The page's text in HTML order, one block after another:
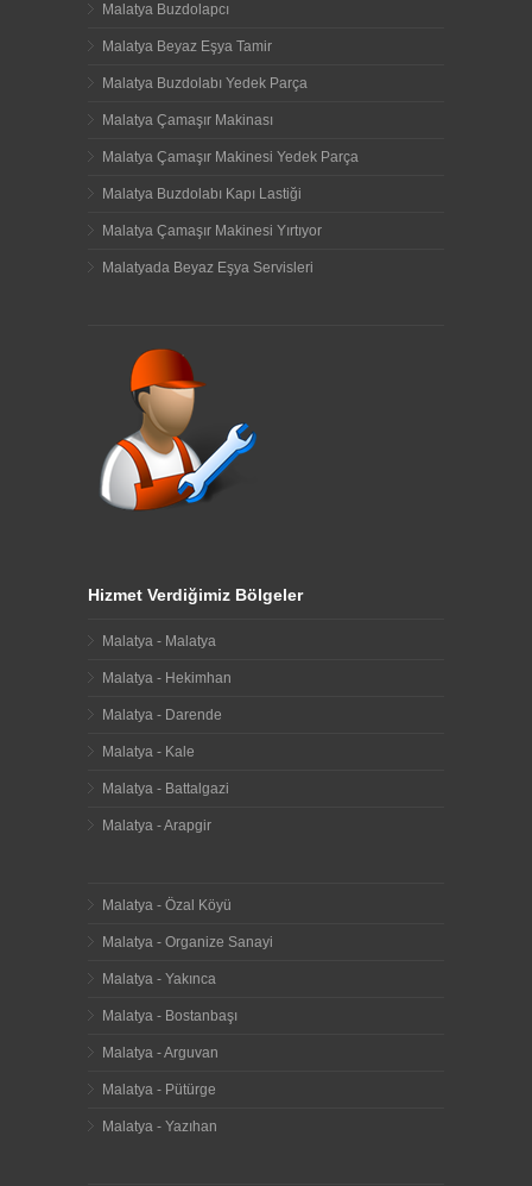
Malatya Buzdolapcı
Malatya Beyaz Eşya Tamir
Malatya Buzdolabı Yedek Parça
Malatya Çamaşır Makinası
Malatya Çamaşır Makinesi Yedek Parça
Malatya Buzdolabı Kapı Lastiği
Malatya Çamaşır Makinesi Yırtıyor
Malatyada Beyaz Eşya Servisleri
Hizmet Verdiğimiz Bölgeler
Malatya - Malatya
Malatya - Hekimhan
Malatya - Darende
Malatya - Kale
Malatya - Battalgazi
Malatya - Arapgir
Malatya - Özal Köyü
Malatya - Organize Sanayi
Malatya - Yakınca
Malatya - Bostanbaşı
Malatya - Arguvan
Malatya - Pütürge
Malatya - Yazıhan